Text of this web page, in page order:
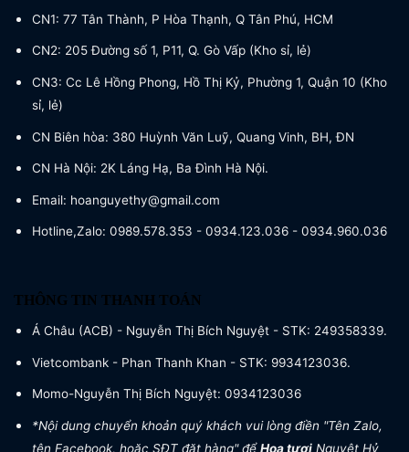
CN1: 77 Tân Thành, P Hòa Thạnh, Q Tân Phú, HCM
CN2: 205 Đường số 1, P11, Q. Gò Vấp (Kho sỉ, lẻ)
CN3: Cc Lê Hồng Phong, Hồ Thị Kỷ, Phường 1, Quận 10 (Kho
sỉ, lẻ)
CN Biên hòa: 380 Huỳnh Văn Luỹ, Quang Vinh, BH, ĐN
CN Hà Nội: 2K Láng Hạ, Ba Đình Hà Nội.
Email: hoanguyethy@gmail.com
Hotline,Zalo: 0989.578.353 - 0934.123.036 - 0934.960.036
THÔNG TIN THANH TOÁN
Á Châu (ACB) - Nguyễn Thị Bích Nguyệt - STK: 249358339.
Vietcombank - Phan Thanh Khan - STK: 9934123036.
Momo-Nguyễn Thị Bích Nguyệt: 0934123036
*Nội dung chuyển khoản quý khách vui lòng điền "Tên Zalo,
tên Facebook, hoặc SĐT đặt hàng" đểHoa tươi Nguyệt Hỷ